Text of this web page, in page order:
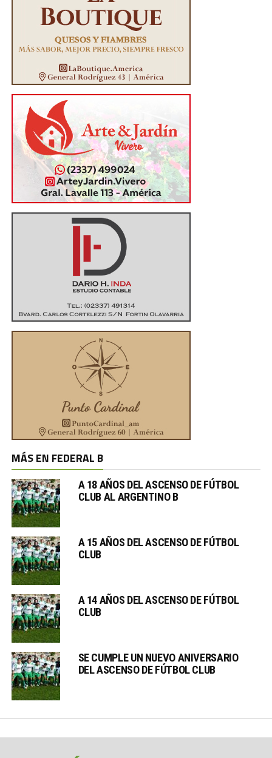
MÁS EN FEDERAL B
A 18 AÑOS DEL ASCENSO DE FÚTBOL
CLUB AL ARGENTINO B
A 15 AÑOS DEL ASCENSO DE FÚTBOL
CLUB
A 14 AÑOS DEL ASCENSO DE FÚTBOL
CLUB
SE CUMPLE UN NUEVO ANIVERSARIO
DEL ASCENSO DE FÚTBOL CLUB